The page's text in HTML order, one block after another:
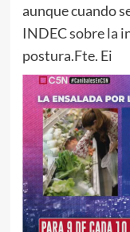
aunque cuando
INDEC sobre la
postura.Fte. Ei